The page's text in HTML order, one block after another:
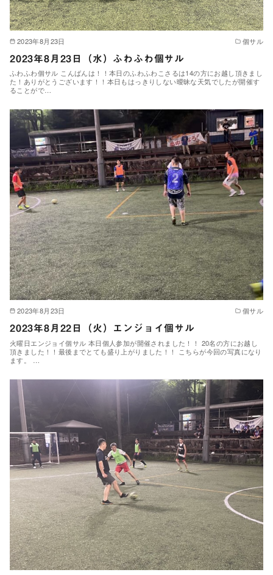
2023年8月23日
個サル
2023年8月23日（水）ふわふわ個サル
ふわふわ個サル こんばんは！！本日のふわふわこさるは14の方にお越し頂きまし
た！ありがとうございます！！本日もはっきりしない曖昧な天気でしたが開催す
ることがで…
2023年8月23日
個サル
2023年8月22日（火）エンジョイ個サル
火曜日エンジョイ個サル 本日個人参加が開催されました！！ 20名の方にお越し
頂きました！！最後までとても盛り上がりました！！ こちらが今回の写真になり
ます。 …